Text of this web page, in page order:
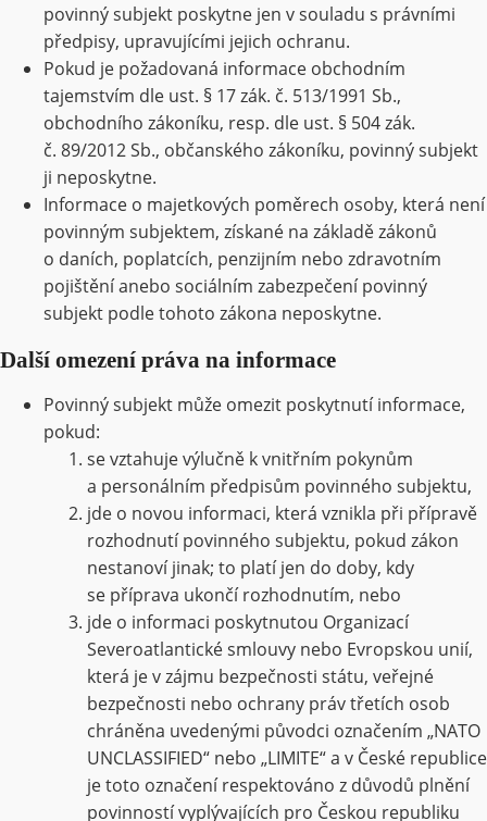
povinný subjekt poskytne jen v souladu s právními
předpisy, upravujícími jejich ochranu.
Pokud je požadovaná informace obchodním
tajemstvím dle ust. § 17 zák. č. 513/1991 Sb.,
obchodního zákoníku, resp. dle ust. § 504 zák.
č. 89/2012 Sb., občanského zákoníku, povinný subjekt
ji neposkytne.
Informace o majetkových poměrech osoby, která není
povinným subjektem, získané na základě zákonů
o daních, poplatcích, penzijním nebo zdravotním
pojištění anebo sociálním zabezpečení povinný
subjekt podle tohoto zákona neposkytne.
Další omezení práva na informace
Povinný subjekt může omezit poskytnutí informace,
pokud:
se vztahuje výlučně k vnitřním pokynům
a personálním předpisům povinného subjektu,
jde o novou informaci, která vznikla při přípravě
rozhodnutí povinného subjektu, pokud zákon
nestanoví jinak; to platí jen do doby, kdy
se příprava ukončí rozhodnutím, nebo
jde o informaci poskytnutou Organizací
Severoatlantické smlouvy nebo Evropskou unií,
která je v zájmu bezpečnosti státu, veřejné
bezpečnosti nebo ochrany práv třetích osob
chráněna uvedenými původci označením „NATO
UNCLASSIFIED“ nebo „LIMITE“ a v České republice
je toto označení respektováno z důvodů plnění
povinností vyplývajících pro Českou republiku